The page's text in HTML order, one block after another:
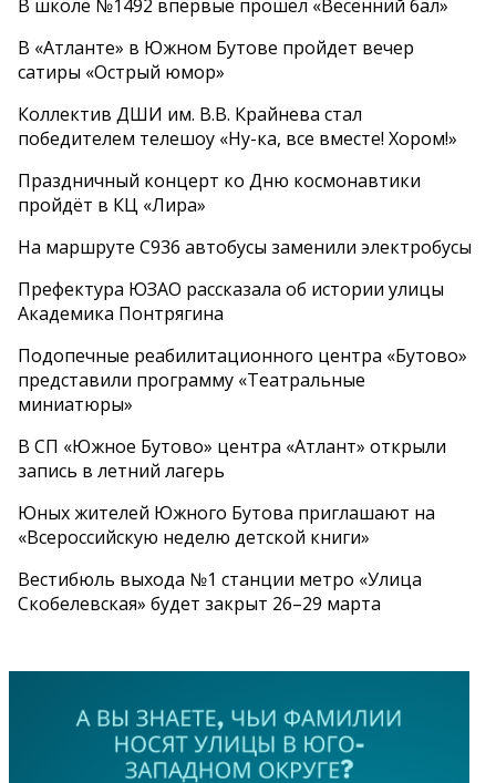
В школе №1492 впервые прошел «Весенний бал»
В «Атланте» в Южном Бутове пройдет вечер
сатиры «Острый юмор»
Коллектив ДШИ им. В.В. Крайнева стал
победителем телешоу «Ну-ка, все вместе! Хором!»
Праздничный концерт ко Дню космонавтики
пройдёт в КЦ «Лира»
На маршруте С936 автобусы заменили электробусы
Префектура ЮЗАО рассказала об истории улицы
Академика Понтрягина
Подопечные реабилитационного центра «Бутово»
представили программу «Театральные
миниатюры»
В СП «Южное Бутово» центра «Атлант» открыли
запись в летний лагерь
Юных жителей Южного Бутова приглашают на
«Всероссийскую неделю детской книги»
Вестибюль выхода №1 станции метро «Улица
Скобелевская» будет закрыт 26–29 марта